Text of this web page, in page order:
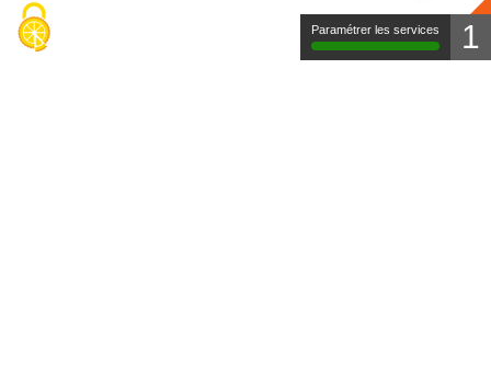
Paramétrer les services 1